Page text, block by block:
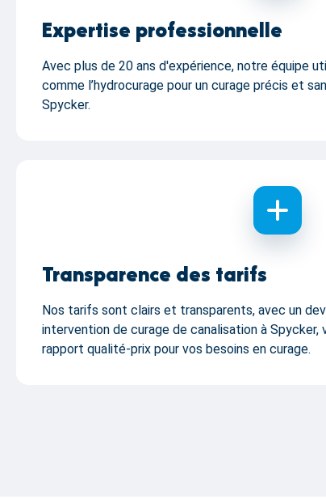
Expertise professionnelle
Avec plus de 20 ans d'expérience, notre équipe
comme l’hydrocurage pour un curage précis et
Spycker.
Transparence des tarifs
Nos tarifs sont clairs et transparents, avec un
intervention de curage de canalisation à
rapport qualité-prix pour vos besoins en curage.